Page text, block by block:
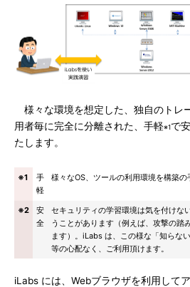
様々な環境を想定した、独自のトレ
用者毎に完全に分離された、手軽※1で
たします。
※1
手
軽
様々なOS、ツールの利用環境を構築の
※2
安
全
セキュリティの学習環境は気を付けな
うことがあります（例えば、攻撃の踏
ます）。iLabs は、この様な「知らな
等の心配なく、ご利用頂けます。
iLabs には、Webブラウザを利用して